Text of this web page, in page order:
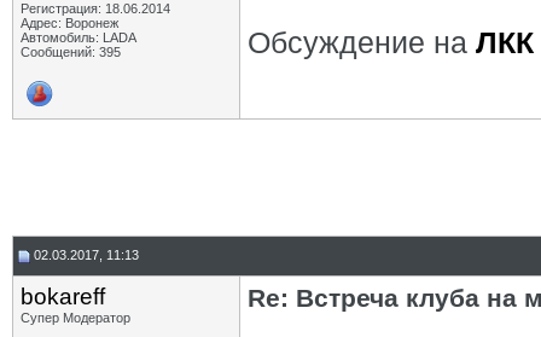
Регистрация: 18.06.2014
Адрес: Воронеж
Автомобиль: LADA
Сообщений: 395
Обсуждение на ЛКК
02.03.2017, 11:13
bokareff
Супер Модератор
Re: Встреча клуба на